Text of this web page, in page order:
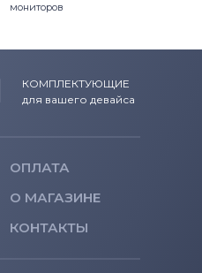
мониторов
КОМПЛЕКТУЮЩИЕ
для вашего девайса
ОПЛАТА
О МАГАЗИНЕ
КОНТАКТЫ